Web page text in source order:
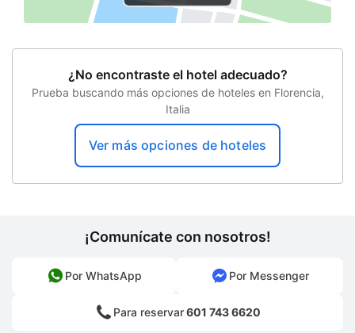
Periódicos
Bar de piscina
Desayuno disponible
Desayuno buffet gratis
Hotel libre de humo
¿No encontraste el hotel adecuado?
Prueba buscando más opciones de hoteles en Florencia,
Italia
Ver más opciones de hoteles
¡Comunícate con nosotros!
Por WhatsApp Por Messenger
Para reservar601 743 6620